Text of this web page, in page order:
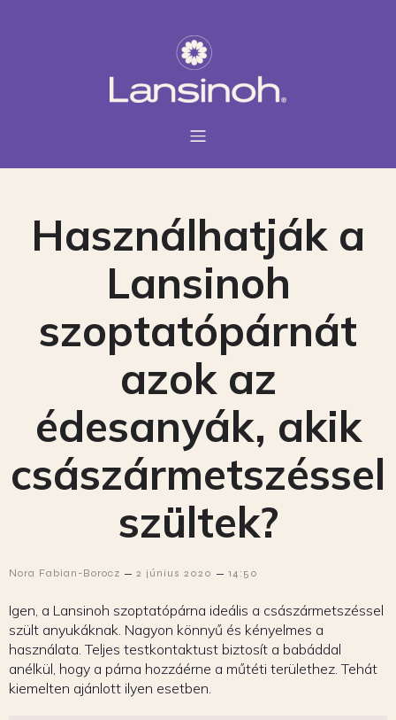
Használhatják a
Lansinoh
szoptatópárnát
azok az
édesanyák, akik
császármetszéssel
szültek?
Nora Fabian-Borocz – 2 június 2020 – 14:50
Igen, a Lansinoh szoptatópárna ideális a császármetszéssel
szült anyukáknak. Nagyon könnyű és kényelmes a
használata. Teljes testkontaktust biztosít a babáddal
anélkül, hogy a párna hozzáérne a műtéti területhez. Tehát
kiemelten ajánlott ilyen esetben.